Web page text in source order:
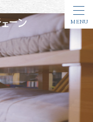
MENU